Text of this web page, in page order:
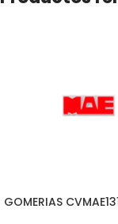
GOMERIAS